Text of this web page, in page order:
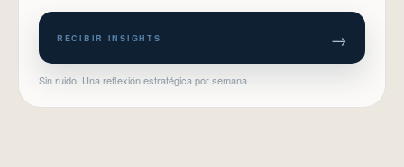
RECIBIR INSIGHTS →
Sin ruido. Una reflexión estratégica por semana.